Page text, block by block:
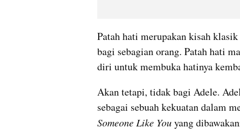
Patah hati merupakan kisah
bagi sebagian orang. Patah hati
diri untuk membuka hatinya
Akan tetapi, tidak bagi Adele.
Someone Like You yang